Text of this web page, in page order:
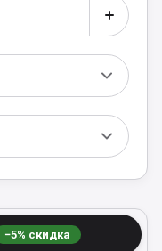
−5% скидка